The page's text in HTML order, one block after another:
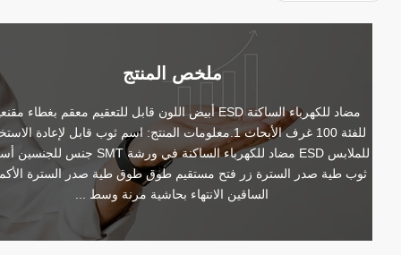
ملخص المنتج
مضاد للكهرباء الساكنة ESD أبيض اللون قابل للتعقيم معقم بغطاء مقنعين
للفئة 100 غرف الأبحاث 1.معلومات المنتج: اسم ثوب قابل لإعادة الاستخدام
للملابس ESD مضاد للكهرباء الساكنة في ورشة SMT جنس للجنسين أسلوب
ثوب طية صدر السترة زر فتح مستقيم طوق طوق طية صدر السترة الأكمام /
الساقين الانتهاء بحاشية مرنة وسط ...